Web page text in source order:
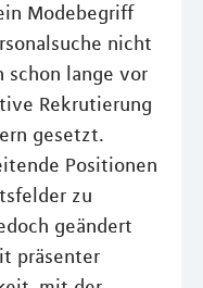
Modebegriff
nicht
schon lange vor
Rekrutierung
gesetzt.
Positionen
zu
geändert
präsenter